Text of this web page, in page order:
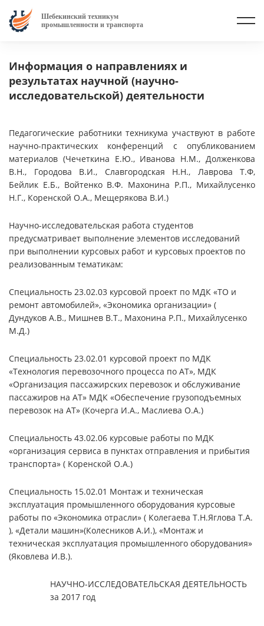
Шебекинский техникум
промышленности и транспорта
Информация о направлениях и
результатах научной (научно-
исследовательской) деятельности
Педагогические работники техникума участвуют в работе
научно-практических конференций с опубликованием
материалов (Чечеткина Е.Ю., Иванова Н.М., Долженкова
В.Н., Городова В.И., Славгородская Н.Н., Лаврова Т.Ф,
Бейлик Е.Б., Войтенко В.Ф. Махонина Р.П., Михайлусенко
Н.Г., Коренской О.А., Мещерякова В.И.)
Научно-исследовательская работа студентов
предусматривает выполнение элементов исследований
при выполнении курсовых работ и курсовых проектов по
реализованным тематикам:
Специальность 23.02.03 курсовой проект по МДК «ТО и
ремонт автомобилей», «Экономика организации» (
Дундуков А.В., Мишнев В.Т., Махонина Р.П., Михайлусенко
М.Д.)
Специальность 23.02.01 курсовой проект по МДК
«Технология перевозочного процесса по АТ», МДК
«Организация пассажирских перевозок и обслуживание
пассажиров на АТ» МДК «Обеспечение грузоподъемных
перевозок на АТ» (Кочерга И.А., Маслиева О.А.)
Специальность 43.02.06 курсовые работы по МДК
«организация сервиса в пунктах отправления и прибытия
транспорта» ( Коренской О.А.)
Специальность 15.02.01 Монтаж и техническая
эксплуатация промышленного оборудования курсовые
работы по «Экономика отрасли» ( Колегаева Т.Н.Яглова Т.А.
), «Детали машин»(Колесников А.И.), «Монтаж и
техническая эксплуатация промышленного оборудования»
(Яковлева И.В.).
НАУЧНО-ИССЛЕДОВАТЕЛЬСКАЯ ДЕЯТЕЛЬНОСТЬ
за 2017 год